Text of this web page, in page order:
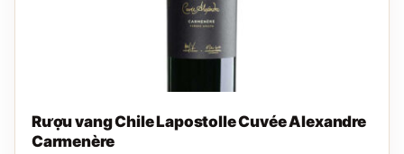
Rượu vang Chile Lapostolle Cuvée Alexandre
Carmenère